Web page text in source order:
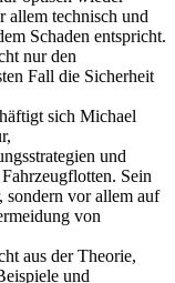
allem technisch und
Schaden entspricht.
nur den
Fall die Sicherheit
sich Michael
und
Sein
sondern vor allem auf
von
aus der Theorie,
und